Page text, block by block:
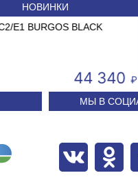
ITA PP-10 1-я
НОВИНКИ
система ABASK ABK-07
МЫ В